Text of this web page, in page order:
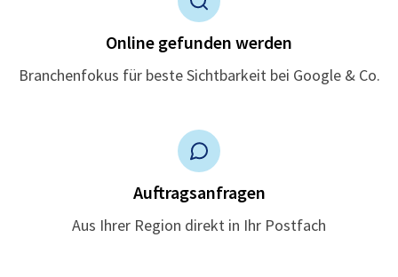
Online gefunden werden
Branchenfokus für beste Sichtbarkeit bei Google & Co.
Auftragsanfragen
Aus Ihrer Region direkt in Ihr Postfach